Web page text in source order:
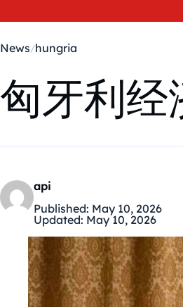
News hungria
匈牙利经
api
Published: May 10, 2026
Updated: May 10, 2026